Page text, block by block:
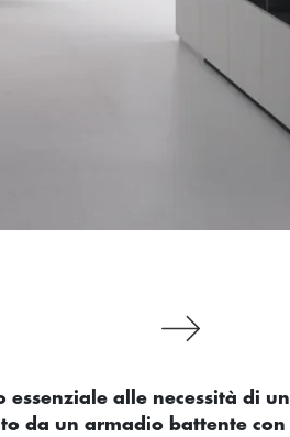
alle necessità di un
da un armadio battente con